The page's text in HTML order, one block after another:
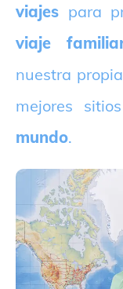
viajes para
viaje
nuestra
mejores
mundo.